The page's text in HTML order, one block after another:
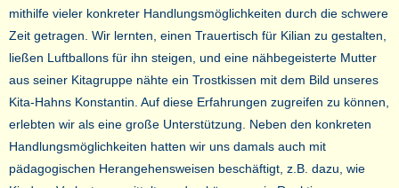
mithilfe vieler konkreter Handlungsmöglichkeiten durch die schwere
Zeit getragen. Wir lernten, einen Trauertisch für Kilian zu gestalten,
ließen Luftballons für ihn steigen, und eine nähbegeisterte Mutter
aus seiner Kitagruppe nähte ein Trostkissen mit dem Bild unseres
Kita-Hahns Konstantin. Auf diese Erfahrungen zugreifen zu können,
erlebten wir als eine große Unterstützung. Neben den konkreten
Handlungsmöglichkeiten hatten wir uns damals auch mit
pädagogischen Herangehensweisen beschäftigt, z.B. dazu, wie